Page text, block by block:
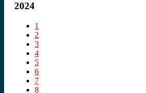
2024
1
2
3
4
5
6
7
8